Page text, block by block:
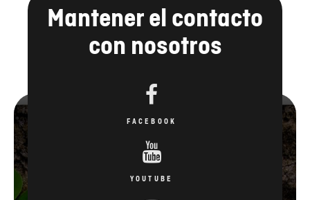
Mantener el contacto
con nosotros
FACEBOOK
YOUTUBE